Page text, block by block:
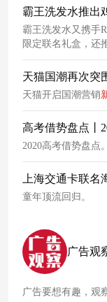
霸王洗发水推出
霸王洗发水又携手
限定联名礼盒，还
轻人的喜好，还借
天猫国潮再次突
天猫开启国潮营销
高考借势盘点丨
2020高考借势盘点。
上海交通卡联
童年顶流回归。
广告观
广告要想有趣，观